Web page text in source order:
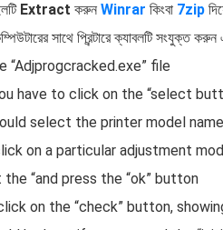
Extract করুন Winrar কিংবা 7zip
সাথে প্রিন্টারে ক্যাবলটি সংযুক্ত করুন
“Adjprogcracked.exe” file
have to click on the “select
select the printer model
on a particular adjustment
“and press the “ok” button
on the “check” button,